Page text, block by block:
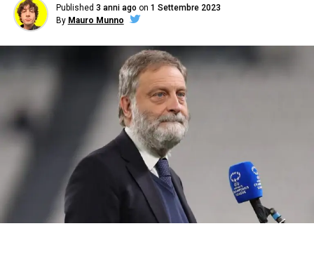
Published 3 anni ago on 1 Settembre 2023
By Mauro Munno